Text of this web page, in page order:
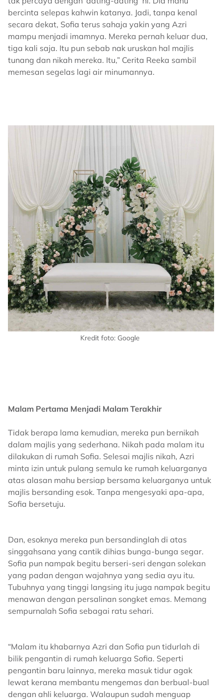
bercinta selepas kahwin katanya. Jadi, tanpa kenal
secara dekat, Sofia terus sahaja yakin yang Azri
mampu menjadi imamnya. Mereka pernah keluar dua,
tiga kali saja. Itu pun sebab nak uruskan hal majlis
tunang dan nikah mereka. Itu,” Cerita Reeka sambil
memesan segelas lagi air minumannya.
Kredit foto: Google
Malam Pertama Menjadi Malam Terakhir
Tidak berapa lama kemudian, mereka pun bernikah
dalam majlis yang sederhana. Nikah pada malam itu
dilakukan di rumah Sofia. Selesai majlis nikah, Azri
minta izin untuk pulang semula ke rumah keluarganya
atas alasan mahu bersiap bersama keluarganya untuk
majlis bersanding esok. Tanpa mengesyaki apa-apa,
Sofia bersetuju.
Dan, esoknya mereka pun bersandinglah di atas
singgahsana yang cantik dihias bunga-bunga segar.
Sofia pun nampak begitu berseri-seri dengan solekan
yang padan dengan wajahnya yang sedia ayu itu.
Tubuhnya yang tinggi langsing itu juga nampak begitu
menawan dengan persalinan songket emas. Memang
sempurnalah Sofia sebagai ratu sehari.
“Malam itu khabarnya Azri dan Sofia pun tidurlah di
bilik pengantin di rumah keluarga Sofia. Seperti
pengantin baru lainnya, mereka masuk tidur agak
lewat kerana membantu mengemas dan berbual-bual
dengan ahli keluarga. Walaupun sudah menguap